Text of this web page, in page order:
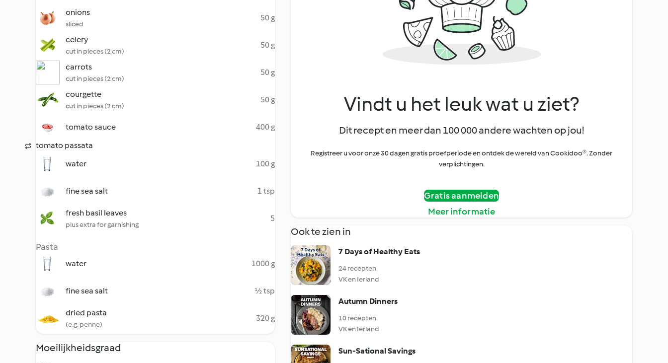
onions
sliced
50 g
celery
cut in pieces (2 cm)
50 g
carrots
cut in pieces (2 cm)
50 g
courgette
cut in pieces (2 cm)
50 g
tomato sauce
400 g
tomato passata
water
100 g
fine sea salt 1 tsp
fresh basil leaves
plus extra for garnishing
5
Pasta
water 1000 g
fine sea salt ½ tsp
dried pasta
(e.g. penne)
320 g
Moeilijkheidsgraad
Vindt u het leuk wat u ziet?
Dit recept en meer dan 100 000 andere wachten op jou!
Registreer u voor onze 30 dagen gratis proefperiode en ontdek de wereld van Cookidoo®. Zonder
verplichtingen.
Gratis aanmelden
Meer informatie
Ook te zien in
7 Days of Healthy Eats
24 recepten
VK en Ierland
Autumn Dinners
10 recepten
VK en Ierland
Sun-Sational Savings